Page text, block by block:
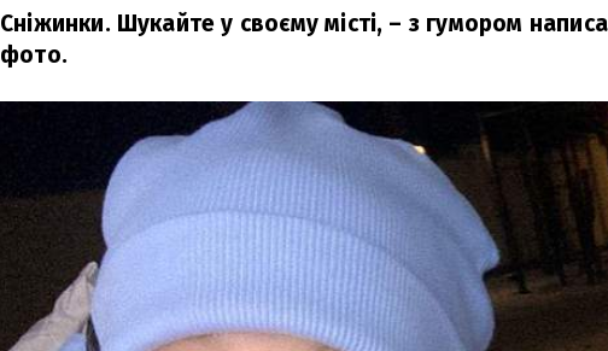
Сніжинки. Шукайте у своєму місті, – з гумором
фото.